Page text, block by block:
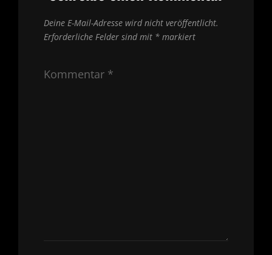
Deine E-Mail-Adresse wird nicht veröffentlicht.
Erforderliche Felder sind mit * markiert
Kommentar *